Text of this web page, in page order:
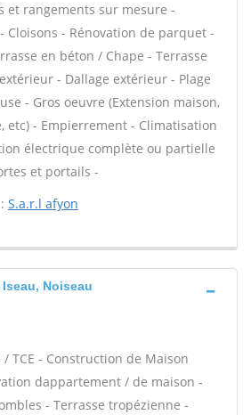
et rangements sur mesure -
Cloisons - Rénovation de parquet -
en béton / Chape - Terrasse
- Dallage extérieur - Plage
- Gros oeuvre (Extension maison,
etc) - Empierrement - Climatisation
électrique complète ou partielle
et portails -
S.a.r.l afyon
Noiseau
TCE - Construction de Maison
dappartement / de maison -
- Terrasse tropézienne -